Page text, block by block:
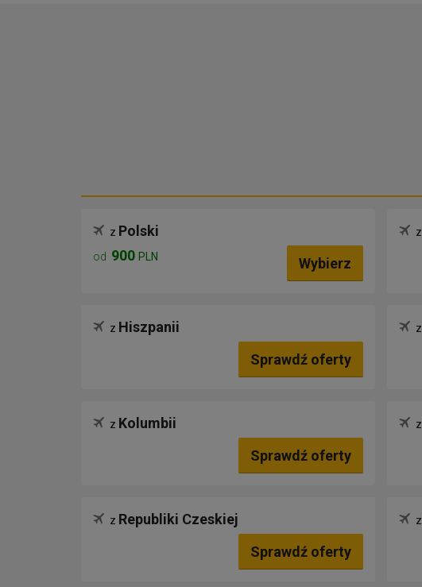
z Polski
od 900 PLN Wybierz
z
z Hiszpanii
Sprawdź oferty
z
z Kolumbii
Sprawdź oferty
z
z Republiki Czeskiej
Sprawdź oferty
z